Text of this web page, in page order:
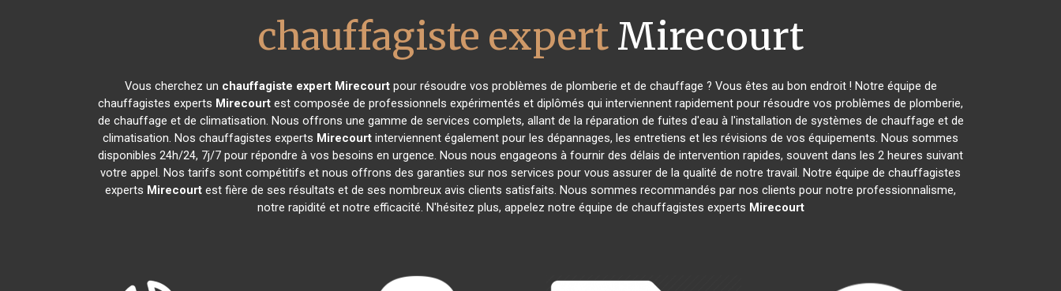
chauffagiste expert Mirecourt
Vous cherchez un chauffagiste expert Mirecourtpour résoudre vos problèmes de plomberie et de chauffage ? Vous êtes au bon endroit ! Notre équipe de
chauffagistes experts Mirecourt est composée de professionnels expérimentés et diplômés qui interviennent rapidement pour résoudre vos problèmes de plomberie,
de chauffage et de climatisation. Nous offrons une gamme de services complets, allant de la réparation de fuites d'eau à l'installation de systèmes de chauffage et de
climatisation. Nos chauffagistes experts Mirecourt interviennent également pour les dépannages, les entretiens et les révisions de vos équipements. Nous sommes
disponibles 24h/24, 7j/7 pour répondre à vos besoins en urgence. Nous nous engageons à fournir des délais de intervention rapides, souvent dans les 2 heures suivant
votre appel. Nos tarifs sont compétitifs et nous offrons des garanties sur nos services pour vous assurer de la qualité de notre travail. Notre équipe de chauffagistes
experts Mirecourt est fière de ses résultats et de ses nombreux avis clients satisfaits. Nous sommes recommandés par nos clients pour notre professionnalisme,
notre rapidité et notre efficacité. N'hésitez plus, appelez notre équipe de chauffagistes experts Mirecourt